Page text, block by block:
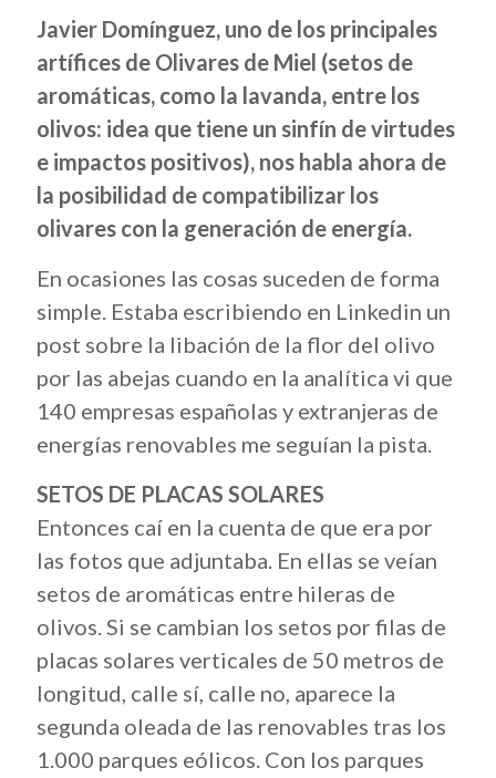
Javier Domínguez, uno de los principales
artífices de Olivares de Miel (setos de
aromáticas, como la lavanda, entre los
olivos: idea que tiene un sinfín de virtudes
e impactos positivos), nos habla ahora de
la posibilidad de compatibilizar los
olivares con la generación de energía.
En ocasiones las cosas suceden de forma
simple. Estaba escribiendo en Linkedin un
post sobre la libación de la flor del olivo
por las abejas cuando en la analítica vi que
140 empresas españolas y extranjeras de
energías renovables me seguían la pista.
SETOS DE PLACAS SOLARES
Entonces caí en la cuenta de que era por
las fotos que adjuntaba. En ellas se veían
setos de aromáticas entre hileras de
olivos. Si se cambian los setos por filas de
placas solares verticales de 50 metros de
longitud, calle sí, calle no, aparece la
segunda oleada de las renovables tras los
1.000 parques eólicos. Con los parques